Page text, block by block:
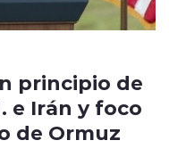
principio de
e Irán y foco
de Ormuz